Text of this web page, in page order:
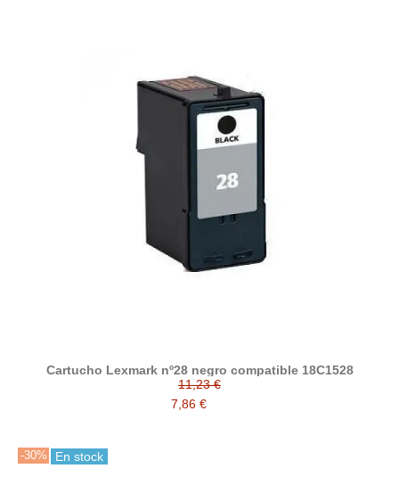
Cartucho Lexmark nº28 negro compatible 18C1528
11,23 €
7,86 €
-30% En stock